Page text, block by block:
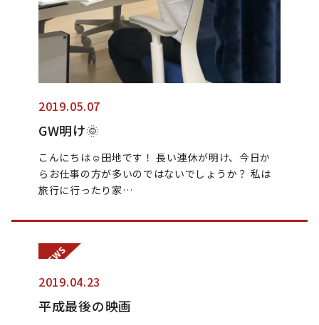
2019.05.07
GW明け🌞
こんにちは☺︎︎田地です！ 長い連休が明け、今日か
らお仕事の方が多いのではないでしょうか？ 私は
旅行に行ったり家…
2019.04.23
平成最後の映画